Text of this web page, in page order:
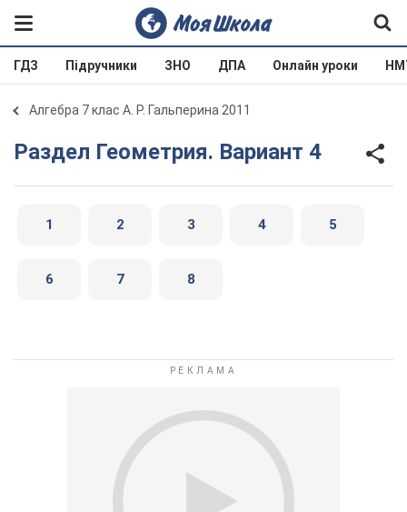
ГДЗ Підручники ЗНО ДПА Онлайн уроки
Алгебра 7 клас А. Р. Гальперина 2011
Раздел Геометрия. Вариант 4
1 2 3 4 5
6 7 8